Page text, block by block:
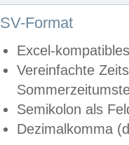
Format
Excel-
Vereinfachte
Semikolon als
Dezimalkomma